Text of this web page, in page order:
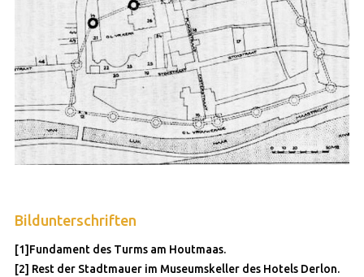
Bildunterschriften
[1]Fundament des Turms am Houtmaas.
[2] Rest der Stadtmauer im Museumskeller des Hotels Derlon.